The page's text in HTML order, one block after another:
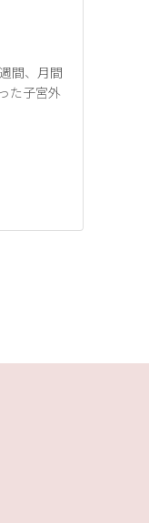
間、月間
た子宮外